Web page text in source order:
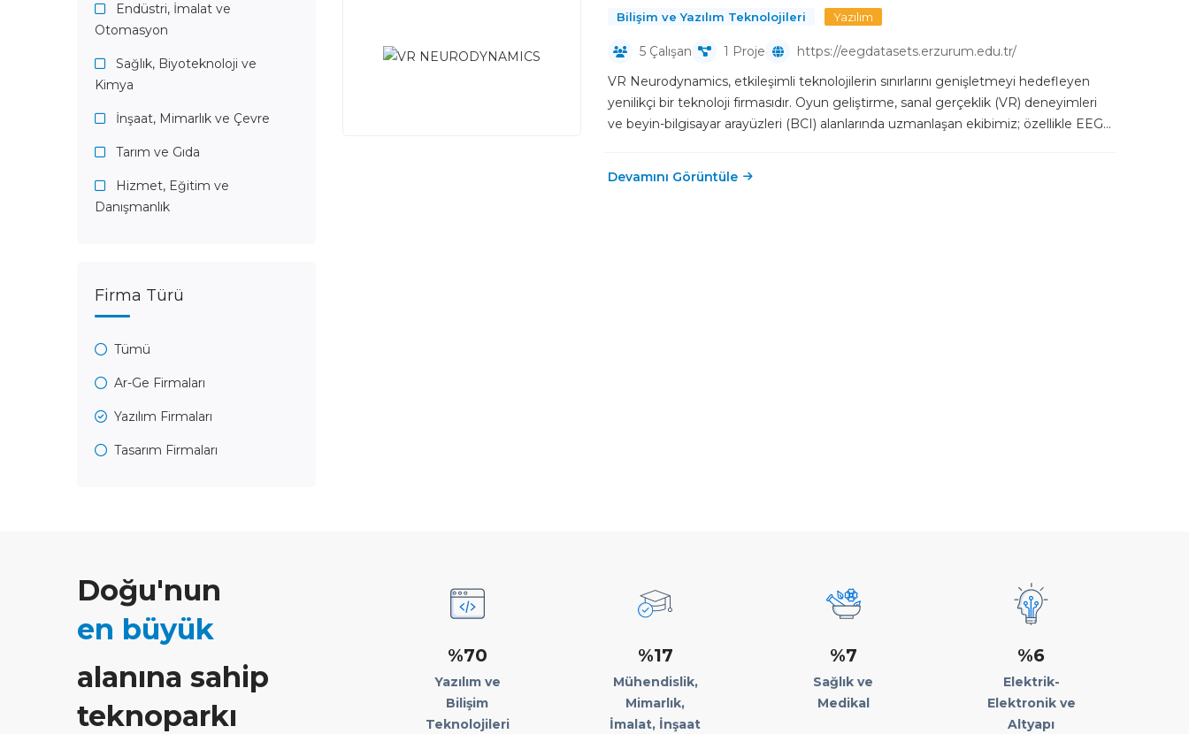
Bilişim ve Yazılım Teknolojileri Yazılım
5 Çalışan 1 Proje
https://eegdatasets.erzurum.edu.tr/
VR Neurodynamics, etkileşimli teknolojilerin sınırlarını genişletmeyi hedefleyen
yenilikçi bir teknoloji firmasıdır. Oyun geliştirme, sanal gerçeklik (VR) deneyimleri
ve beyin-bilgisayar arayüzleri (BCI) alanlarında uzmanlaşan ekibimiz; özellikle EEG...
Devamını Görüntüle
Endüstri, İmalat ve
Otomasyon
Sağlık, Biyoteknoloji ve
Kimya
İnşaat, Mimarlık ve Çevre
Tarım ve Gıda
Hizmet, Eğitim ve
Danışmanlık
Firma Türü
Tümü
Ar-Ge Firmaları
Yazılım Firmaları
Tasarım Firmaları
Doğu'nun
en büyük
alanına sahip
teknoparkı
%70
Yazılım ve
Bilişim
Teknolojileri
%17
Mühendislik,
Mimarlık,
İmalat, İnşaat
%7
Sağlık ve
Medikal
%6
Elektrik-
Elektronik ve
Altyapı